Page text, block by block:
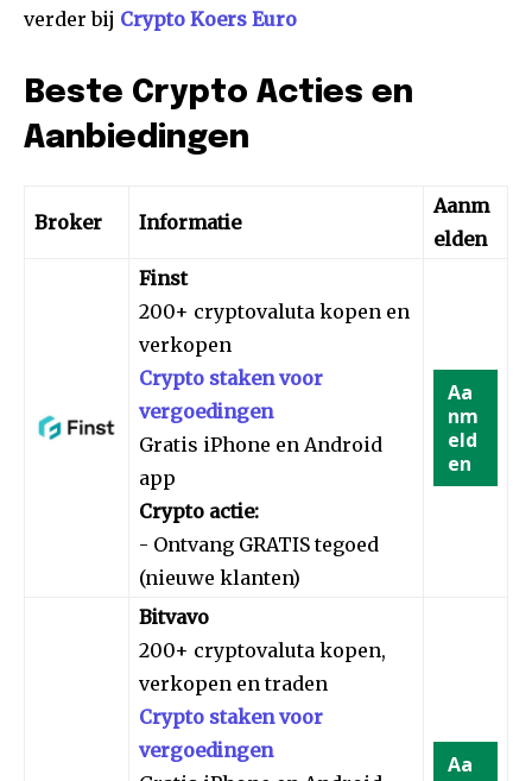
verder bij Crypto Koers Euro
Beste Crypto Acties en
Aanbiedingen
Broker Informatie
Aanm
elden
Finst
200+ cryptovaluta kopen en
verkopen
Crypto staken voor
vergoedingen
Gratis iPhone en Android
app
Crypto actie:
- Ontvang GRATIS tegoed
(nieuwe klanten)
Aa
nm
eld
en
Bitvavo
200+ cryptovaluta kopen,
verkopen en traden
Crypto staken voor
vergoedingen
Aa